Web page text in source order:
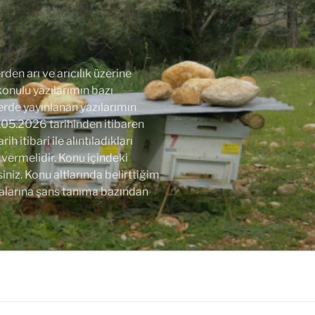
arı ve arıcılık üzerine
yazılarımın bazı
yayınlanan yazılarımın
tarihinden itibaren
itibari ile alıntıladıkları
Konu içindeki
Konu altlarında belirttiğim
şans tanıma bazından